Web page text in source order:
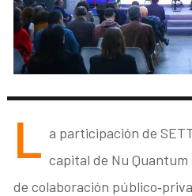
L a participación de
capital de Nu Quantum
de colaboración